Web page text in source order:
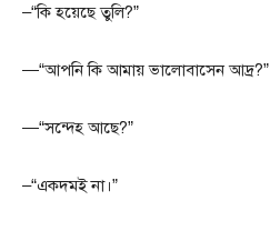
–“কি হয়েছে তুলি?”
—“আপনি কি আমায় ভালোবাসেন আদ্র?”
—“সন্দেহ আছে?”
–“একদমই না।”